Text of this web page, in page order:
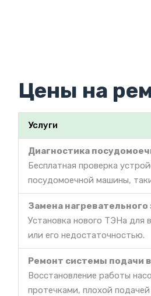
Цены на
Услуги
Диагностика
Бесплатная проверка
посудомоечной машины,
Замена
Установка нового ТЭНа для
или его недостаточностью.
Ремонт системы подачи
Восстановление работы
протечками, плохой